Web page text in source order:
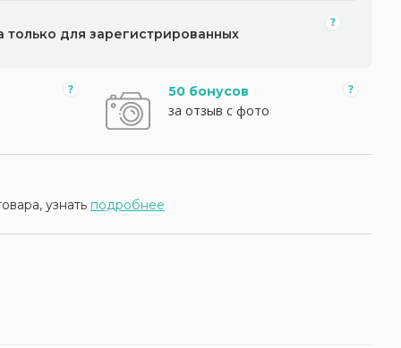
только для зарегистрированных
50 бонусов
за отзыв с фото
узнать подробнее